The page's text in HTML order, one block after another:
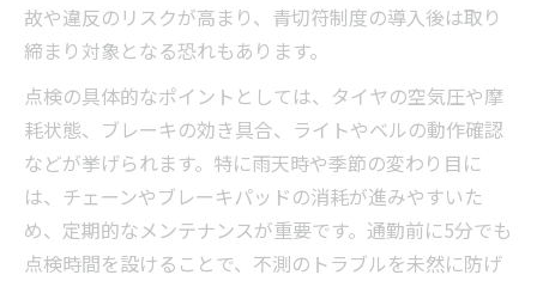
故や違反のリスクが高まり、青切符制度の導入後は取り
締まり対象となる恐れもあります。
点検の具体的なポイントとしては、タイヤの空気圧や摩
耗状態、ブレーキの効き具合、ライトやベルの動作確認
などが挙げられます。特に雨天時や季節の変わり目に
は、チェーンやブレーキパッドの消耗が進みやすいた
め、定期的なメンテナンスが重要です。通勤前に5分でも
点検時間を設けることで、不測のトラブルを未然に防げ